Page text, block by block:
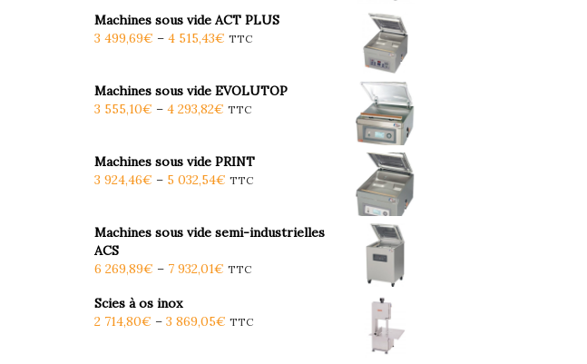
Machines sous vide ACT PLUS
3 499,69€ – 4 515,43€ TTC
Machines sous vide EVOLUTOP
3 555,10€ – 4 293,82€ TTC
Machines sous vide PRINT
3 924,46€ – 5 032,54€ TTC
Machines sous vide semi-industrielles
ACS
6 269,89€ – 7 932,01€ TTC
Scies à os inox
2 714,80€ – 3 869,05€ TTC